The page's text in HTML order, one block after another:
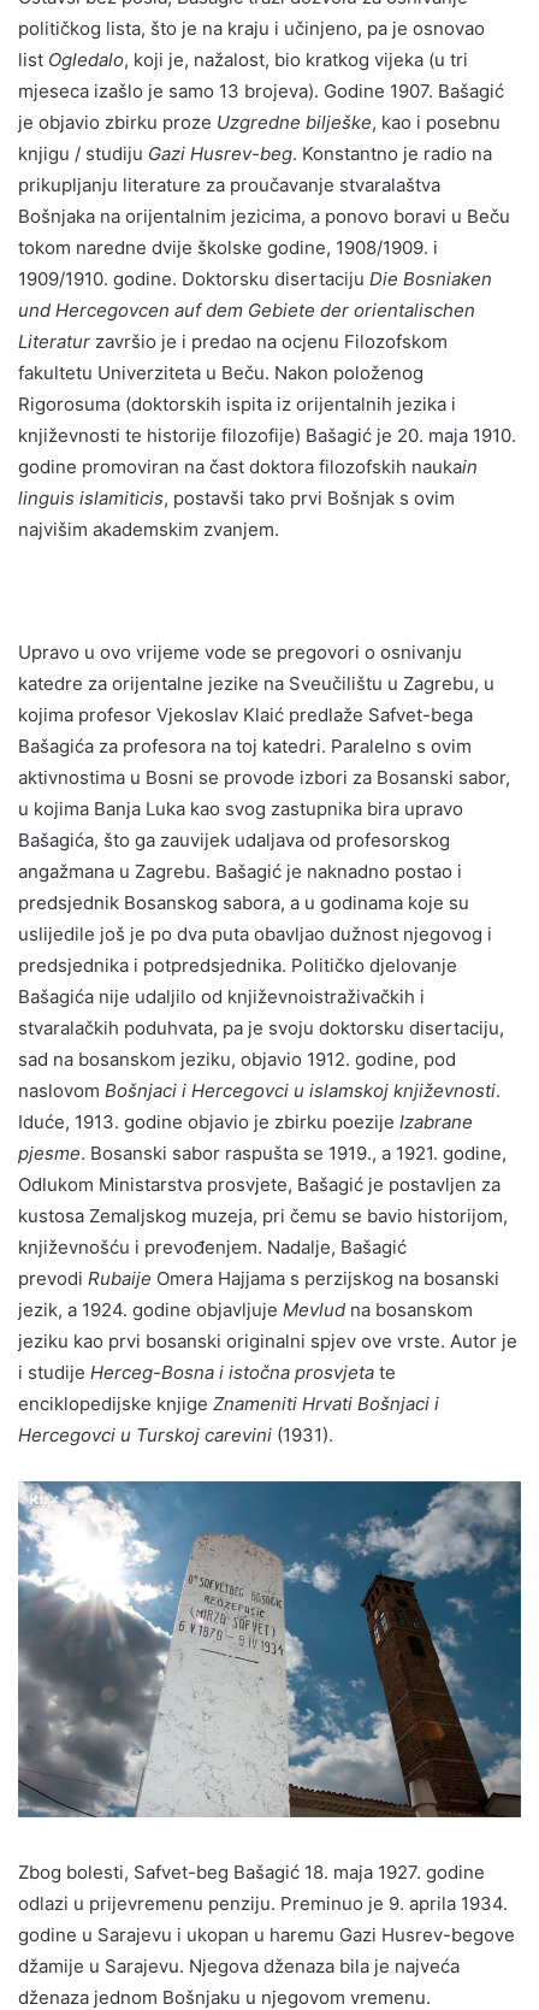
političkog lista, što je na kraju i učinjeno, pa je osnovao
list Ogledalo, koji je, nažalost, bio kratkog vijeka (u tri
mjeseca izašlo je samo 13 brojeva). Godine 1907. Bašagić
je objavio zbirku proze Uzgredne bilješke, kao i posebnu
knjigu / studiju Gazi Husrev-beg. Konstantno je radio na
prikupljanju literature za proučavanje stvaralaštva
Bošnjaka na orijentalnim jezicima, a ponovo boravi u Beču
tokom naredne dvije školske godine, 1908/1909. i
1909/1910. godine. Doktorsku disertaciju Die Bosniaken
und Hercegovcen auf dem Gebiete der orientalischen
Literatur završio je i predao na ocjenu Filozofskom
fakultetu Univerziteta u Beču. Nakon položenog
Rigorosuma (doktorskih ispita iz orijentalnih jezika i
književnosti te historije filozofije) Bašagić je 20. maja 1910.
godine promoviran na čast doktora filozofskih naukain
linguis islamiticis, postavši tako prvi Bošnjak s ovim
najvišim akademskim zvanjem.
Upravo u ovo vrijeme vode se pregovori o osnivanju
katedre za orijentalne jezike na Sveučilištu u Zagrebu, u
kojima profesor Vjekoslav Klaić predlaže Safvet-bega
Bašagića za profesora na toj katedri. Paralelno s ovim
aktivnostima u Bosni se provode izbori za Bosanski sabor,
u kojima Banja Luka kao svog zastupnika bira upravo
Bašagića, što ga zauvijek udaljava od profesorskog
angažmana u Zagrebu. Bašagić je naknadno postao i
predsjednik Bosanskog sabora, a u godinama koje su
uslijedile još je po dva puta obavljao dužnost njegovog i
predsjednika i potpredsjednika. Političko djelovanje
Bašagića nije udaljilo od književnoistraživačkih i
stvaralačkih poduhvata, pa je svoju doktorsku disertaciju,
sad na bosanskom jeziku, objavio 1912. godine, pod
naslovom Bošnjaci i Hercegovci u islamskoj književnosti.
Iduće, 1913. godine objavio je zbirku poezije Izabrane
pjesme. Bosanski sabor raspušta se 1919., a 1921. godine,
Odlukom Ministarstva prosvjete, Bašagić je postavljen za
kustosa Zemaljskog muzeja, pri čemu se bavio historijom,
književnošću i prevođenjem. Nadalje, Bašagić
prevodi Rubaije Omera Hajjama s perzijskog na bosanski
jezik, a 1924. godine objavljuje Mevlud na bosanskom
jeziku kao prvi bosanski originalni spjev ove vrste. Autor je
i studije Herceg-Bosna i istočna prosvjeta te
enciklopedijske knjige Znameniti Hrvati Bošnjaci i
Hercegovci u Turskoj carevini (1931).
Zbog bolesti, Safvet-beg Bašagić 18. maja 1927. godine
odlazi u prijevremenu penziju. Preminuo je 9. aprila 1934.
godine u Sarajevu i ukopan u haremu Gazi Husrev-begove
džamije u Sarajevu. Njegova dženaza bila je najveća
dženaza jednom Bošnjaku u njegovom vremenu.